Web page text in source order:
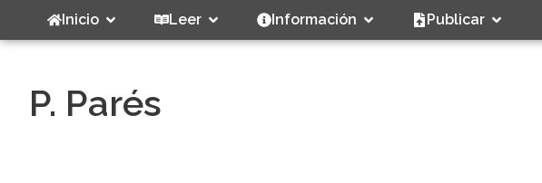
Inicio Leer Información Publicar
P. Parés